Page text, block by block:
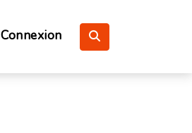
Connexion